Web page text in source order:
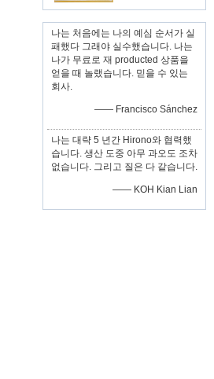
나는 처음에는 나의 예심 순서가 실
패했다 그래야 실수했습니다. 나는
나가 무료로 재 producted 상품을
얻을 때 놀랬습니다. 믿을 수 있는
회사.
—— Francisco Sánchez
나는 대략 5 년간 Hirono와 협력했
습니다. 생산 도중 아무 과오도 조차
없습니다. 그리고 질은 다 같습니다.
—— KOH Kian Lian